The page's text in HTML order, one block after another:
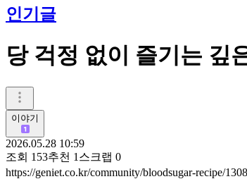
인기글
당 걱정 없이 즐기는 깊
이야기
2026.05.28 10:59
조회 153추천 1 스크랩 0
https://geniet.co.kr/community/bloodsugar-recipe/